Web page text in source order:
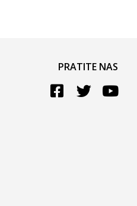
PRATITE NAS